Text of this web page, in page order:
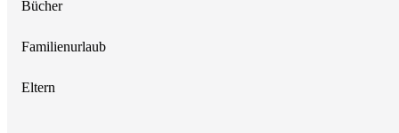
Bücher
Familienurlaub
Eltern